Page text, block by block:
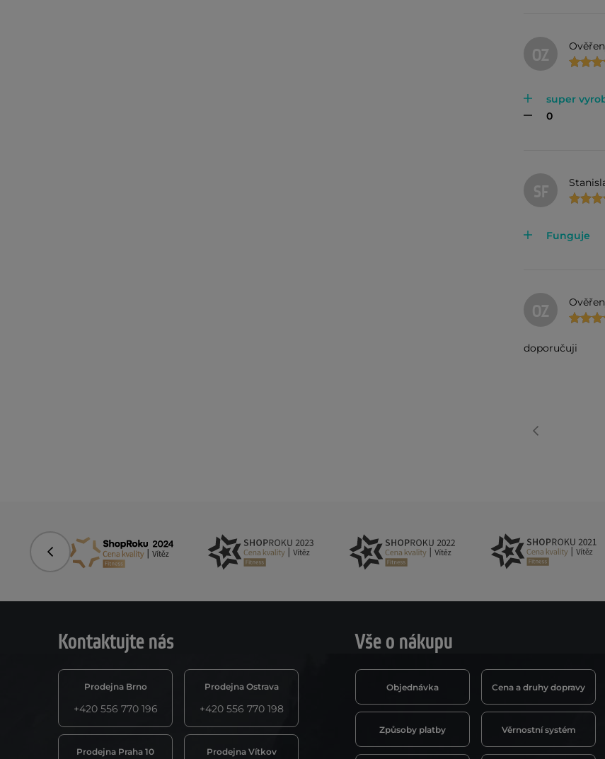
OZ
super
0
SF
Funguje
OZ
doporučuji
Předchozí
Kontaktujte nás
Prodejna Brno
+420 556 770 196
Prodejna Ostrava
+420 556 770 198
Prodejna Praha 10 Prodejna Vítkov
Vše o nákupu
Objednávka Cena a druhy dopravy
Způsoby platby Věrnostní systém